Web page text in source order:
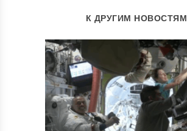
К ДРУГИМ НОВОСТЯМ